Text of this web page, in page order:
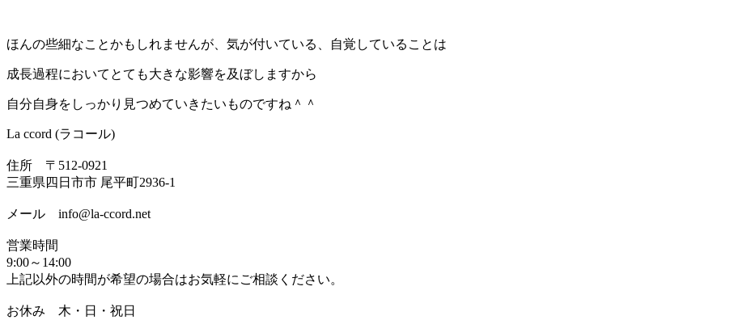
ほんの些細なことかもしれませんが、気が付いている、自覚していることは
成長過程においてとても大きな影響を及ぼしますから
自分自身をしっかり見つめていきたいものですね＾＾
La ccord (ラコール)
住所 〒512-0921
三重県四日市市 尾平町2936-1
メール info@la-ccord.net
営業時間
9:00～14:00
上記以外の時間が希望の場合はお気軽にご相談ください。
お休み 木・日・祝日